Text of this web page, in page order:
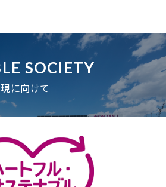
SOCIETY
に向けて